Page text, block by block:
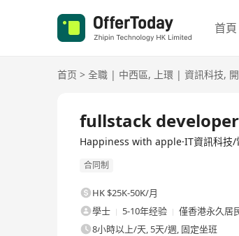
首頁
首页 > 全職 | 中西區, 上環 | 資訊科技,
fullstack developer
Happiness with apple·IT資訊科技/
合同制
HK $25K-50K/月
學士
5-10年经验
僅香港永久居
8小時以上/天, 5天/週, 固定坐班